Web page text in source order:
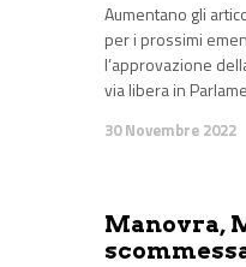
Aumentano gli
per i prossimi
l’approvazione
via libera in
30 Novembre 2022
Manovra,